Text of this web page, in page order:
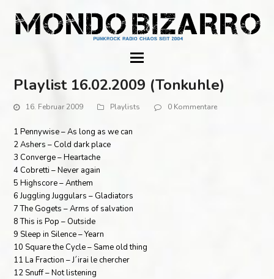
Playlist 16.02.2009 (Tonkuhle)
16. Februar 2009 Playlists 0 Kommentare
1 Pennywise – As long as we can
2 Ashers – Cold dark place
3 Converge – Heartache
4 Cobretti – Never again
5 Highscore – Anthem
6 Juggling Juggulars – Gladiators
7 The Gogets – Arms of salvation
8 This is Pop – Outside
9 Sleep in Silence – Yearn
10 Square the Cycle – Same old thing
11 La Fraction – J´irai le chercher
12 Snuff – Not listening